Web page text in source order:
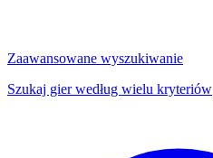
Zaawansowane wyszukiwanie
Szukaj gier według wielu kryteriów